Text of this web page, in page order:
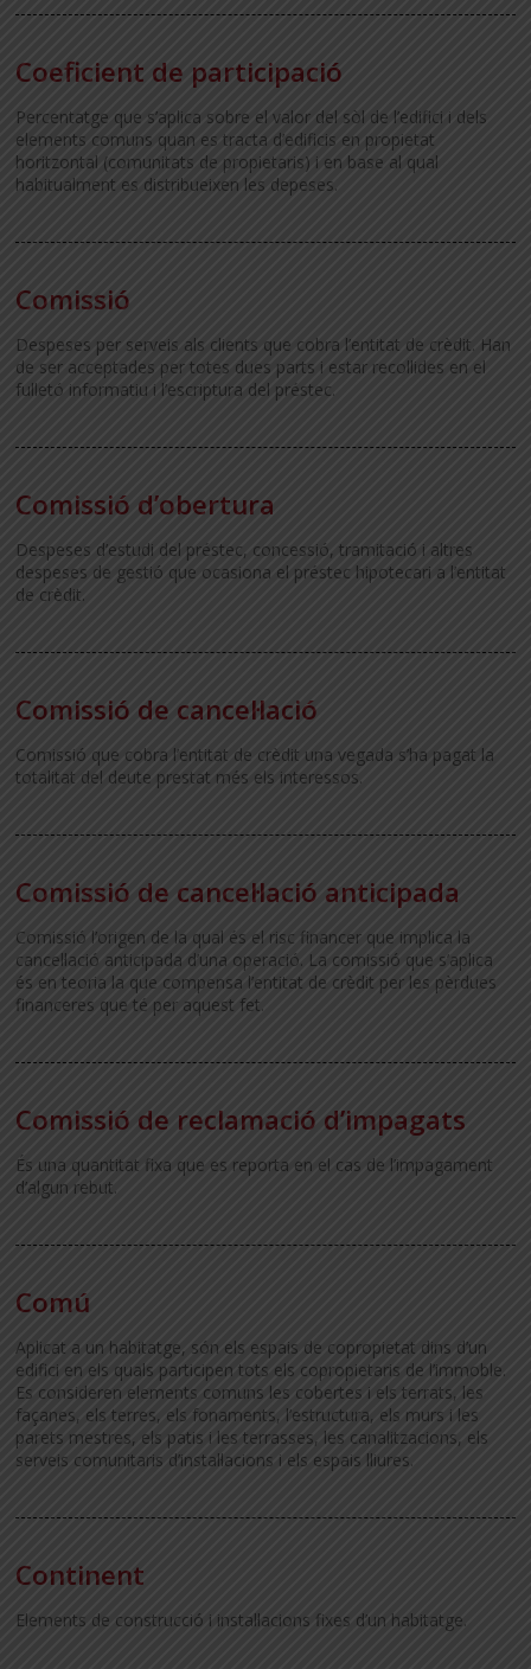
Coeficient de participació
Percentatge que s’aplica sobre el valor del sòl de l’edifici i dels
elements comuns quan es tracta d’edificis en propietat
horitzontal (comunitats de propietaris) i en base al qual
habitualment es distribueixen les depeses.
Comissió
Despeses per serveis als clients que cobra l’entitat de crèdit. Han
de ser acceptades per totes dues parts i estar recollides en el
fulletó informatiu i l’escriptura del préstec.
Comissió d’obertura
Despeses d’estudi del préstec, concessió, tramitació i altres
despeses de gestió que ocasiona el préstec hipotecari a l’entitat
de crèdit.
Comissió de cancel·lació
Comissió que cobra l’entitat de crèdit una vegada s’ha pagat la
totalitat del deute prestat més els interessos.
Comissió de cancel·lació anticipada
Comissió l’origen de la qual és el risc financer que implica la
cancel·lació anticipada d’una operació. La comissió que s’aplica
és en teoria la que compensa l’entitat de crèdit per les pèrdues
financeres que té per aquest fet.
Comissió de reclamació d’impagats
És una quantitat fixa que es reporta en el cas de l’impagament
d’algun rebut.
Comú
Aplicat a un habitatge, són els espais de copropietat dins d’un
edifici en els quals participen tots els copropietaris de l’immoble.
Es consideren elements comuns les cobertes i els terrats, les
façanes, els terres, els fonaments, l’estructura, els murs i les
parets mestres, els patis i les terrasses, les canalitzacions, els
serveis comunitaris d’instal·lacions i els espais lliures.
Continent
Elements de construcció i instal·lacions fixes d’un habitatge.